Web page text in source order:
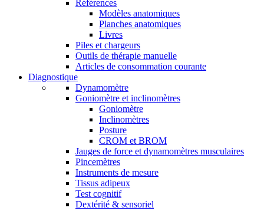
Références
Modèles anatomiques
Planches anatomiques
Livres
Piles et chargeurs
Outils de thérapie manuelle
Articles de consommation courante
Diagnostique
Dynamomètre
Goniomètre et inclinomètres
Goniomètre
Inclinomètres
Posture
CROM et BROM
Jauges de force et dynamomètres musculaires
Pincemètres
Instruments de mesure
Tissus adipeux
Test cognitif
Dextérité & sensoriel